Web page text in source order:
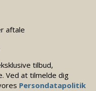
aftale
tilbud,
Ved at tilmelde dig
Persondatapolitik